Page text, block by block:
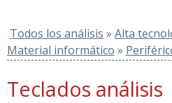
Todos los análisis » Alta
Material informático »
Teclados análisis